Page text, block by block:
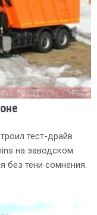
тест-драйв
на заводском
без тени сомнения.